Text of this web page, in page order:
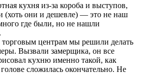
кухня из-за короба и выступов,
(хоть они и дешевле) — это не наш
где были, но не нашли
торговым центрам мы решили делать
Вызвали замерщика, он все
кухню именно такой, как
сложилась окончательно. Не